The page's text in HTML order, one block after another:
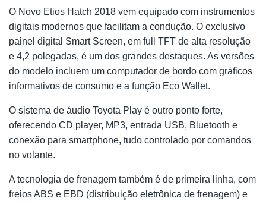
O Novo Etios Hatch 2018 vem equipado com instrumentos
digitais modernos que facilitam a condução. O exclusivo
painel digital Smart Screen, em full TFT de alta resolução
e 4,2 polegadas, é um dos grandes destaques. As versões
do modelo incluem um computador de bordo com gráficos
informativos de consumo e a função Eco Wallet.
O sistema de áudio Toyota Play é outro ponto forte,
oferecendo CD player, MP3, entrada USB, Bluetooth e
conexão para smartphone, tudo controlado por comandos
no volante.
A tecnologia de frenagem também é de primeira linha, com
freios ABS e EBD (distribuição eletrônica de frenagem) e